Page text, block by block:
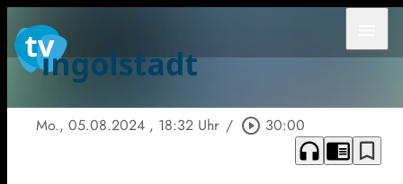
Mo., 05.08.2024 , 18:32 Uhr / play_circle_outline 30:00
headphones chrome_reader_mode bookmark_border